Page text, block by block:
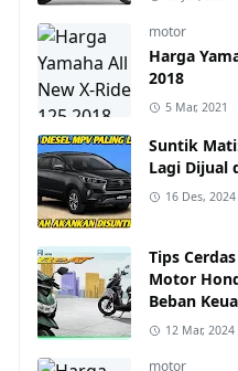
motor
Harga
2018
5 Mar, 2021
Suntik
Lagi Dijual
16 Des, 2024
Tips
Motor
Beban
12 Mar, 2024
motor